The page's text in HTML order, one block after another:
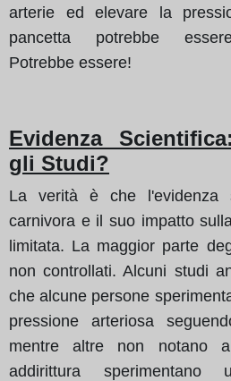
arterie ed elevare la
pancetta potrebbe
Potrebbe essere!
Evidenza
gli Studi?
La verità è che l'evidenza
carnivora e il suo impatto
limitata. La maggior parte
non controllati. Alcuni studi
che alcune persone
pressione arteriosa
mentre altre non notano
addirittura sperimentano